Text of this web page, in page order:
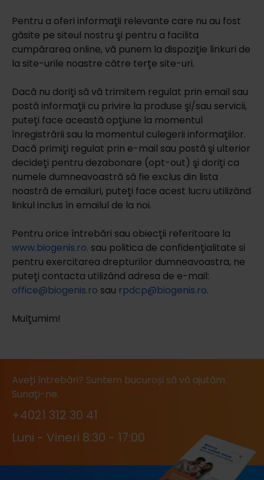
Pentru a oferi informaţii relevante care nu au fost
găsite pe siteul nostru şi pentru a facilita
cumpărarea online, vă punem la dispoziţie linkuri de
la site-urile noastre către terţe site-uri.
Dacă nu doriţi să vă trimitem regulat prin email sau
postă informaţii cu privire la produse şi/sau servicii,
puteţi face această opţiune la momentul
înregistrării sau la momentul culegerii informaţiilor.
Dacă primiţi regulat prin e-mail sau postă şi ulterior
decideţi pentru dezabonare (opt-out) şi doriţi ca
numele dumneavoastră să fie exclus din lista
noastră de emailuri, puteţi face acest lucru utilizând
linkul inclus în emailul de la noi.
Pentru orice întrebări sau obiecţii referitoare la
www.biogenis.ro. sau politica de confidenţialitate si
pentru exercitarea drepturilor dumneavoastra, ne
puteţi contacta utilizând adresa de e-mail:
office@biogenis.ro sau rpdcp@biogenis.ro.
Mulţumim!
Aveți întrebări? Suntem bucuroși să vă ajutăm.
Sunați-ne.
+4021 312 30 41
Luni - Vineri 8:30 - 17:00